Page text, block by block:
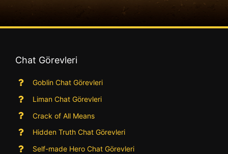
Chat Görevleri
Goblin Chat Görevleri
Liman Chat Görevleri
Crack of All Means
Hidden Truth Chat Görevleri
Self-made Hero Chat Görevleri